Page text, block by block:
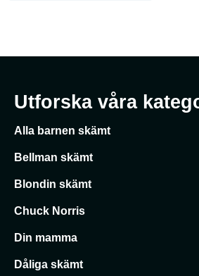
Utforska våra
Alla barnen skämt
Bellman skämt
Blondin skämt
Chuck Norris
Din mamma
Dåliga skämt